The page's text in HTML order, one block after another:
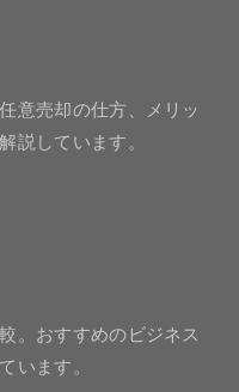
意売却の仕方、メリッ
説しています。
。おすすめのビジネス
います。